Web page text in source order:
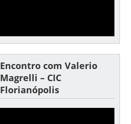
Encontro com Valerio
Magrelli – CIC
Florianópolis